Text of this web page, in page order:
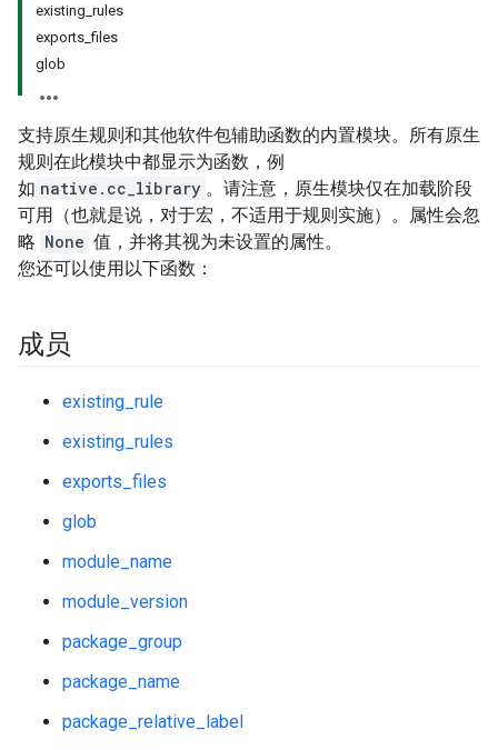
existing_rules
exports_files
glob
支持原生规则和其他软件包辅助函数的内置模块。所有原生
规则在此模块中都显示为函数，例
如 native.cc_library 。请注意，原生模块仅在加载阶段
可用（也就是说，对于宏，不适用于规则实施）。属性会忽
略 None 值，并将其视为未设置的属性。
您还可以使用以下函数：
成员
existing_rule
existing_rules
exports_files
glob
module_name
module_version
package_group
package_name
package_relative_label